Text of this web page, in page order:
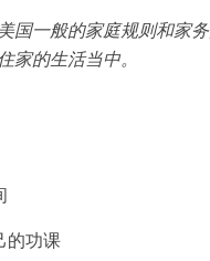
国一般的家庭规则和家
家的生活当中。
的功课